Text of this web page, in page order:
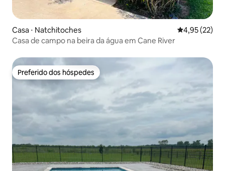
Casa ⋅ Natchitoches 4,95 de uma
4,95 (22)
Casa de campo na beira da água em Cane River
Preferido dos hóspedes
Preferido dos hóspedes